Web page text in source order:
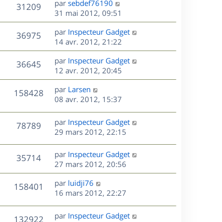
e
s
a
g
e
m
e
s
s
a
g
e
i
e
r
m
e
s
s
a
g
e
31209V
u
D
e
r
n
i
e
r
m
e
s
s
a
g
e
par sebdef76190
31 mai 2012, 09:51
36975V
u
s
D
e
r
n
i
e
r
m
e
s
s
e
par Inspecteur Gadget
14 avr. 2012, 21:22
36645V
u
e
D
e
r
n
i
r
m
s
a
e
par Inspecteur Gadget
12 avr. 2012, 20:45
158428V
u
s
D
e
i
e
r
m
e
s
a
g
e
par Larsen
08 avr. 2012, 15:37
78789V
u
e
D
e
n
i
e
r
m
par Inspecteur Gadget
29 mars 2012, 22:15
35714V
u
e
D
e
r
n
i
e
r
par Inspecteur Gadget
27 mars 2012, 20:56
158401
u
D
e
n
par luidji76
16 mars 2012, 22:27
132922V
D
par Inspecteur Gadget